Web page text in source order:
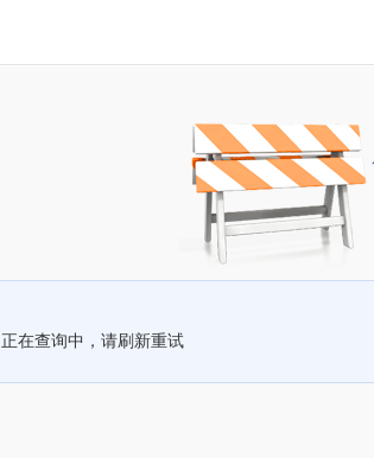
正在查询中，请刷新重试